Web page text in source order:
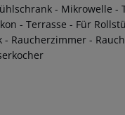
- Mikrowelle -
- Terrasse - Für
- Raucherzimmer -